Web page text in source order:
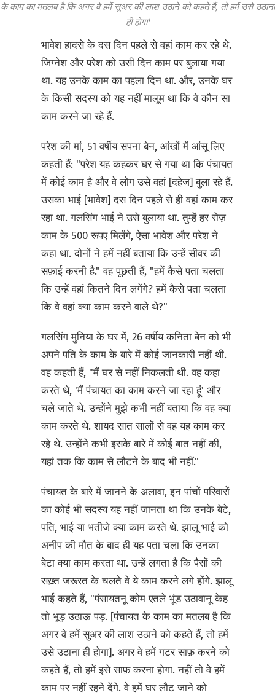
के काम का मतलब है कि अगर वे हमें सुअर की लाश उठाने को कहते हैं, तो हमें उसे उठाना
ही होगा'
भावेश हादसे के दस दिन पहले से वहां काम कर रहे थे.
जिग्नेश और परेश को उसी दिन काम पर बुलाया गया
था. यह उनके काम का पहला दिन था. और, उनके घर
के किसी सदस्य को यह नहीं मालूम था कि वे कौन सा
काम करने जा रहे हैं.
परेश की मां, 51 वर्षीय सपना बेन, आंखों में आंसू लिए
कहती हैं: "परेश यह कहकर घर से गया था कि पंचायत
में कोई काम है और वे लोग उसे वहां [दहेज] बुला रहे हैं.
उसका भाई [भावेश] दस दिन पहले से ही वहां काम कर
रहा था. गलसिंग भाई ने उसे बुलाया था. तुम्हें हर रोज़
काम के 500 रूपए मिलेंगे, ऐसा भावेश और परेश ने
कहा था. दोनों ने हमें नहीं बताया कि उन्हें सीवर की
सफ़ाई करनी है." वह पूछती हैं, "हमें कैसे पता चलता
कि उन्हें वहां कितने दिन लगेंगे? हमें कैसे पता चलता
कि वे वहां क्या काम करने वाले थे?"
गलसिंग मुनिया के घर में, 26 वर्षीय कनिता बेन को भी
अपने पति के काम के बारे में कोई जानकारी नहीं थी.
वह कहती हैं, "मैं घर से नहीं निकलती थी. वह कहा
करते थे, 'मैं पंचायत का काम करने जा रहा हूं' और
चले जाते थे. उन्होंने मुझे कभी नहीं बताया कि वह क्या
काम करते थे. शायद सात सालों से वह यह काम कर
रहे थे. उन्होंने कभी इसके बारे में कोई बात नहीं की,
यहां तक कि काम से लौटने के बाद भी नहीं."
पंचायत के बारे में जानने के अलावा, इन पांचों परिवारों
का कोई भी सदस्य यह नहीं जानता था कि उनके बेटे,
पति, भाई या भतीजे क्या काम करते थे. झालू भाई को
अनीप की मौत के बाद ही यह पता चला कि उनका
बेटा क्या काम करता था. उन्हें लगता है कि पैसों की
सख़्त जरूरत के चलते वे ये काम करने लगे होंगे. झालू
भाई कहते हैं, "पंसायतनू कोम एतले भूंड उठावानू केह
तो भूड़ उठाऊ पड़. [पंचायत के काम का मतलब है कि
अगर वे हमें सुअर की लाश उठाने को कहते हैं, तो हमें
उसे उठाना ही होगा]. अगर वे हमें गटर साफ़ करने को
कहते हैं, तो हमें इसे साफ़ करना होगा. नहीं तो वे हमें
काम पर नहीं रहने देंगे. वे हमें घर लौट जाने को